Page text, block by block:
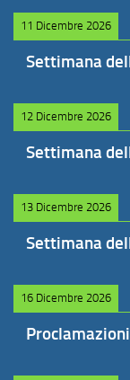
11 Dicembre 2026
Settimana
12 Dicembre 2026
Settimana
13 Dicembre 2026
Settimana
16 Dicembre 2026